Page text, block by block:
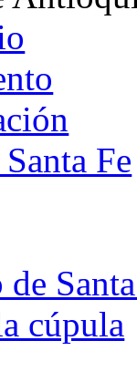
Fe
cúpula